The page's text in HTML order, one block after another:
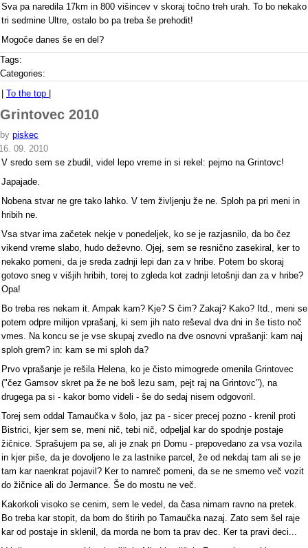
Sva pa naredila 17km in 800 višincev v skoraj točno treh urah. To bo nekako
tri sedmine Ultre, ostalo bo pa treba še prehodit!
Mogoče danes še en del?
Tags:
Categories:
| To the top |
Grintovec 2010
by piskec
09. 2010
V sredo sem se zbudil, videl lepo vreme in si rekel: pejmo na Grintovc!
Japajade.
Nobena stvar ne gre tako lahko. V tem življenju že ne. Sploh pa pri meni in
hribih ne.
Vsa stvar ima začetek nekje v ponedeljek, ko se je razjasnilo, da bo čez
vikend vreme slabo, hudo deževno. Ojej, sem se resnično zasekiral, ker to
nekako pomeni, da je sreda zadnji lepi dan za v hribe. Potem bo skoraj
gotovo sneg v višjih hribih, torej to zgleda kot zadnji letošnji dan za v hribe?
Opa!
Bo treba res nekam it. Ampak kam? Kje? S čim? Zakaj? Kako? Itd., meni se
potem odpre milijon vprašanj, ki sem jih nato reševal dva dni in še tisto noč
vmes. Na koncu se je vse skupaj zvedlo na dve osnovni vprašanji: kam naj
sploh grem? in: kam se mi sploh da?
Prvo vprašanje je rešila Helena, ko je čisto mimogrede omenila Grintovec
("čez Gamsov skret pa že ne boš lezu sam, pejt raj na Grintovc"), na
drugega pa si - kakor bomo videli - še do sedaj nisem odgovoril.
Torej sem oddal Tamaučka v šolo, jaz pa - sicer precej pozno - krenil proti
Bistrici, kjer sem se, meni nič, tebi nič, odpeljal kar do spodnje postaje
žičnice. Sprašujem pa se, ali je znak pri Domu - prepovedano za vsa vozila
in kjer piše, da je dovoljeno le za lastnike parcel, že od nekdaj tam ali se je
tam kar naenkrat pojavil? Ker to namreč pomeni, da se ne smemo več vozit
do žičnice ali do Jermance. Še do mostu ne več.
Kakorkoli visoko se cenim, sem le vedel, da časa nimam ravno na pretek.
Bo treba kar stopit, da bom do štirih po Tamaučka nazaj. Zato sem šel raje
kar od postaje in sklenil, da morda ne bom ta prav dec. Ker ta pravi deci...